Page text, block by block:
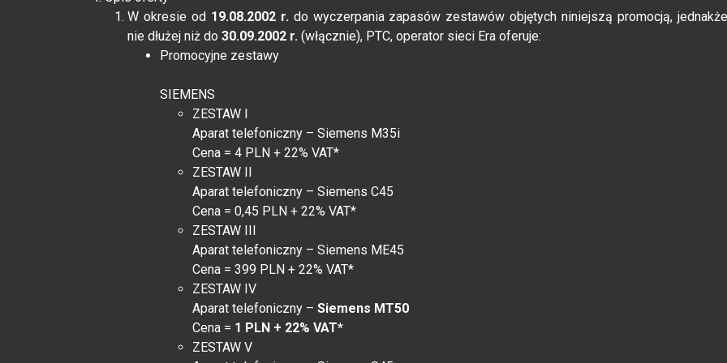
W okresie od 19.08.2002 r. do wyczerpania zapasów zestawów objętych niniejszą promocją,
nie dłużej niż do 30.09.2002 r. (włącznie), PTC, operator sieci Era oferuje:
Promocyjne zestawy
SIEMENS
ZESTAW I
Aparat telefoniczny – Siemens M35i
Cena = 4 PLN + 22% VAT*
ZESTAW II
Aparat telefoniczny – Siemens C45
Cena = 0,45 PLN + 22% VAT*
ZESTAW III
Aparat telefoniczny – Siemens ME45
Cena = 399 PLN + 22% VAT*
ZESTAW IV
Aparat telefoniczny – Siemens MT50
Cena = 1 PLN + 22% VAT*
ZESTAW V